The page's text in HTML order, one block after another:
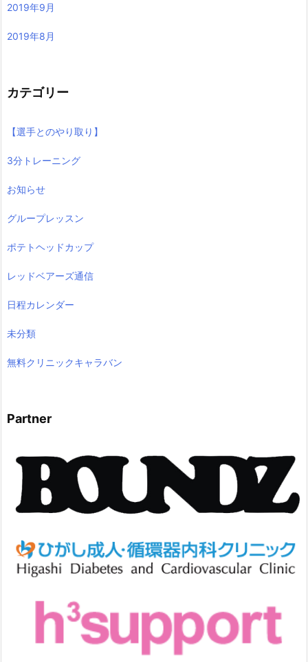
2019年9月
2019年8月
カテゴリー
【選手とのやり取り】
3分トレーニング
お知らせ
グループレッスン
ポテトヘッドカップ
レッドベアーズ通信
日程カレンダー
未分類
無料クリニックキャラバン
Partner